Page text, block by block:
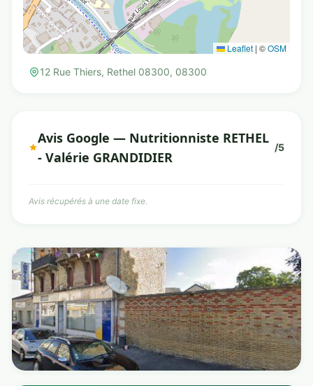
Leaflet | ©OSM
12 Rue Thiers, Rethel 08300, 08300
Avis Google — Nutritionniste RETHEL
- Valérie GRANDIDIER
/5
Avis récupérés à une date fixe.